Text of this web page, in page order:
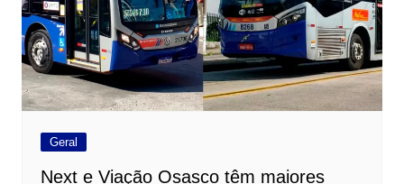
Geral
Next e Viação Osasco têm maiores